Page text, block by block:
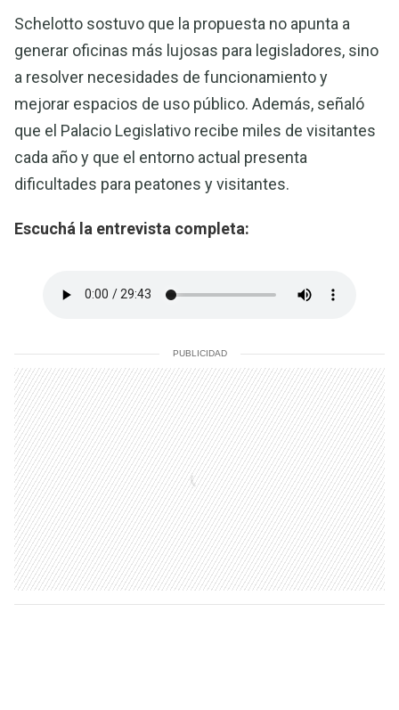
Schelotto sostuvo que la propuesta no apunta a
generar oficinas más lujosas para legisladores, sino
a resolver necesidades de funcionamiento y
mejorar espacios de uso público. Además, señaló
que el Palacio Legislativo recibe miles de visitantes
cada año y que el entorno actual presenta
dificultades para peatones y visitantes.
Escuchá la entrevista completa:
PUBLICIDAD